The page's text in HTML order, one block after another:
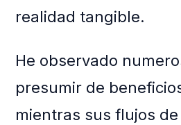
realidad tangible.
He observado
presumir de
mientras sus flujos